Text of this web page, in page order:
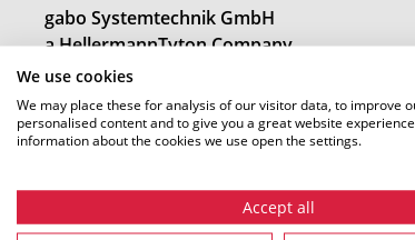
We use cookies
We may place these for analysis of our visitor data, to improve
personalised content and to give you a great website
information about the cookies we use open the settings.
Accept all
gabo Systemtechnik GmbH
a HellermannTyton Company
Am Schaidweg 7
94559 Niederwinkling
Tel.: +49 9962 950-0